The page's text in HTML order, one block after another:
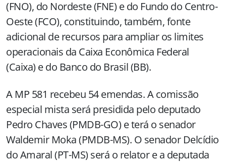
(FNO), do Nordeste (FNE) e do Fundo do Centro-
Oeste (FCO), constituindo, também, fonte
adicional de recursos para ampliar os limites
operacionais da Caixa Econômica Federal
(Caixa) e do Banco do Brasil (BB).
A MP 581 recebeu 54 emendas. A comissão
especial mista será presidida pelo deputado
Pedro Chaves (PMDB-GO) e terá o senador
Waldemir Moka (PMDB-MS). O senador Delcídio
do Amaral (PT-MS) será o relator e a deputada